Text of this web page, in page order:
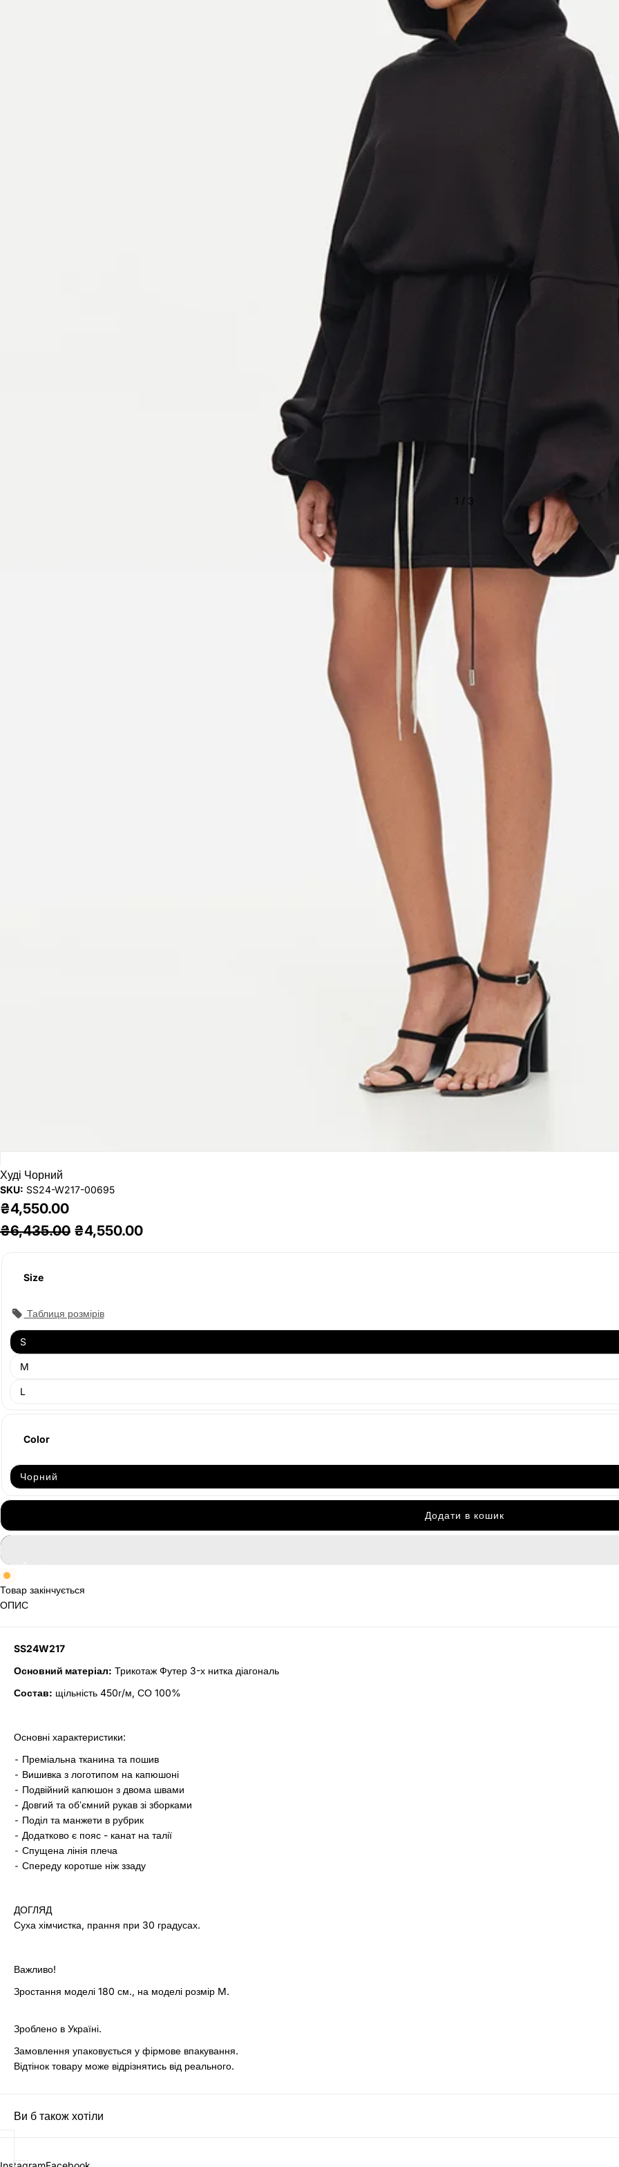
1 / 3
Худі Чорний
SKU: SS24-W217-00695
₴4,550.00
₴6,435.00 ₴4,550.00
Size
Таблиця розмірів
S
M
L
Color
Чорний
Додати в кошик
Товар закінчується
ОПИС
SS24W217
Основний матеріал: Трикотаж Футер 3-х нитка діагональ
Состав: щільність 450г/м, СО 100%
Основні характеристики:
⁃ Преміальна тканина та пошив
⁃ Вишивка з логотипом на капюшоні
⁃ Подвійний капюшон з двома швами
⁃ Довгий та обʼємний рукав зі зборками
⁃ Поділ та манжети в рубрик
⁃ Додатково є пояс - канат на талії
⁃ Спущена лінія плеча
⁃ Спереду коротше ніж ззаду
ДОГЛЯД
Суха хімчистка, прання при 30 градусах.
Важливо!
Зростання моделі 180 см., на моделі розмір M.
Зроблено в Україні.
Замовлення упаковується у фірмове впакування.
Відтінок товару може відрізнятись від реального.
Ви б також хотіли